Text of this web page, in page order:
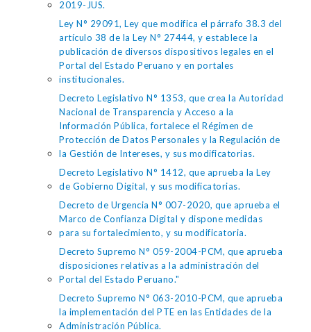
2019-JUS.
Ley N° 29091, Ley que modifica el párrafo 38.3 del
artículo 38 de la Ley N° 27444, y establece la
publicación de diversos dispositivos legales en el
Portal del Estado Peruano y en portales
institucionales.
Decreto Legislativo N° 1353, que crea la Autoridad
Nacional de Transparencia y Acceso a la
Información Pública, fortalece el Régimen de
Protección de Datos Personales y la Regulación de
la Gestión de Intereses, y sus modificatorias.
Decreto Legislativo N° 1412, que aprueba la Ley
de Gobierno Digital, y sus modificatorias.
Decreto de Urgencia N° 007-2020, que aprueba el
Marco de Confianza Digital y dispone medidas
para su fortalecimiento, y su modificatoria.
Decreto Supremo N° 059-2004-PCM, que aprueba
disposiciones relativas a la administración del
Portal del Estado Peruano."
Decreto Supremo N° 063-2010-PCM, que aprueba
la implementación del PTE en las Entidades de la
Administración Pública.